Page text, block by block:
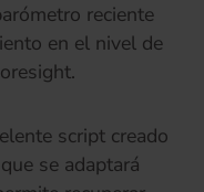
reciente
en el nivel de
script creado
se adaptará